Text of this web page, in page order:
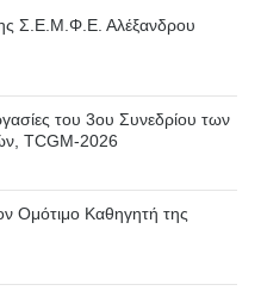
Σ.Ε.Μ.Φ.Ε. Αλέξανδρου
του 3ου Συνεδρίου των
TCGM-2026
Ομότιμο Καθηγητή της